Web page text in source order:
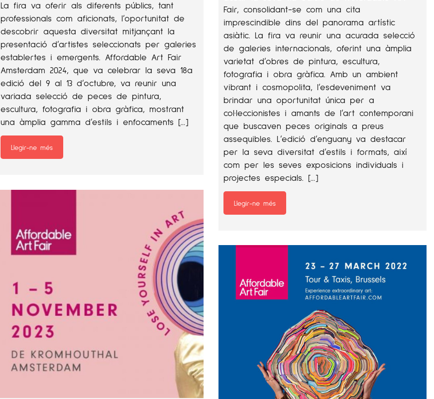
La fira va oferir als diferents públics, tant
professionals com aficionats, l’oportunitat de
descobrir aquesta diversitat mitjançant la
presentació d’artistes seleccionats per galeries
establertes i emergents. Affordable Art Fair
Amsterdam 2024, que va celebrar la seva 18a
edició del 9 al 13 d’octubre, va reunir una
variada selecció de peces de pintura,
escultura, fotografia i obra gràfica, mostrant
una àmplia gamma d’estils i enfocaments […]
Llegir-ne més
Fair, consolidant-se com una cita
imprescindible dins del panorama artístic
asiàtic. La fira va reunir una acurada selecció
de galeries internacionals, oferint una àmplia
varietat d’obres de pintura, escultura,
fotografia i obra gràfica. Amb un ambient
vibrant i cosmopolita, l’esdeveniment va
brindar una oportunitat única per a
col·leccionistes i amants de l’art contemporani
que buscaven peces originals a preus
assequibles. L’edició d’enguany va destacar
per la seva diversitat d’estils i formats, així
com per les seves exposicions individuals i
projectes especials. […]
Llegir-ne més